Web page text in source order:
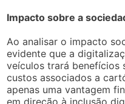
Impacto sobre a
Ao analisar o impacto
evidente que a
veículos trará benefícios
custos associados a
apenas uma vantagem
em direção à inclusão